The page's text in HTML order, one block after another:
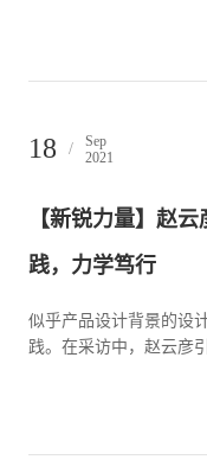
18 /
Sep
2021
【新锐力量】赵
践，力学笃行
似乎产品设计背景的设
践。在采访中，赵云彦